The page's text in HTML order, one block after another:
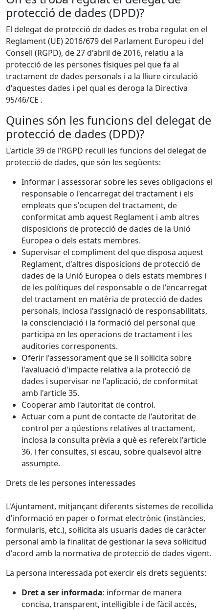
protecció de dades (DPD)?
El delegat de protecció de dades es troba regulat en el
Reglament (UE) 2016/679 del Parlament Europeu i del
Consell (RGPD), de 27 d'abril de 2016, relatiu a la
protecció de les persones físiques pel que fa al
tractament de dades personals i a la lliure circulació
d'aquestes dades i pel qual es deroga la Directiva
95/46/CE .
Quines són les funcions del delegat de
protecció de dades (DPD)?
L'article 39 de l'RGPD recull les funcions del delegat de
protecció de dades, que són les següents:
Informar i assessorar sobre les seves obligacions el
responsable o l'encarregat del tractament i els
empleats que s'ocupen del tractament, de
conformitat amb aquest Reglament i amb altres
disposicions de protecció de dades de la Unió
Europea o dels estats membres.
Supervisar el compliment del que disposa aquest
Reglament, d'altres disposicions de protecció de
dades de la Unió Europea o dels estats membres i
de les polítiques del responsable o de l'encarregat
del tractament en matèria de protecció de dades
personals, inclosa l'assignació de responsabilitats,
la conscienciació i la formació del personal que
participa en les operacions de tractament i les
auditories corresponents.
Oferir l'assessorament que se li sol·licita sobre
l'avaluació d'impacte relativa a la protecció de
dades i supervisar-ne l'aplicació, de conformitat
amb l'article 35.
Cooperar amb l'autoritat de control.
Actuar com a punt de contacte de l'autoritat de
control per a qüestions relatives al tractament,
inclosa la consulta prèvia a què es refereix l'article
36, i fer consultes, si escau, sobre qualsevol altre
assumpte.
Drets de les persones interessades
L'Ajuntament, mitjançant diferents sistemes de recollida
d'informació en paper o format electrònic (instàncies,
formularis, etc.), sol·licita als usuaris dades de caràcter
personal amb la finalitat de gestionar la seva sol·licitud
d'acord amb la normativa de protecció de dades vigent.
La persona interessada pot exercir els drets següents:
Dret a ser informada: informar de manera
concisa, transparent, intel·ligible i de fàcil accés,